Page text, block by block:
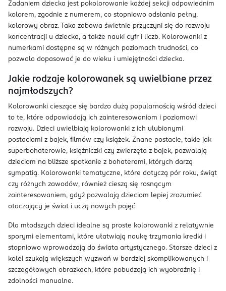
Zadaniem dziecka jest pokolorowanie każdej sekcji odpowiednim
kolorem, zgodnie z numerem, co stopniowo odsłania pełny,
kolorowy obraz. Taka zabawa świetnie przyczyni się do rozwoju
koncentracji u dziecka, a także nauki cyfr i liczb. Kolorowanki z
numerkami dostępne są w różnych poziomach trudności, co
pozwala dopasować je do wieku i umiejętności dziecka.
Jakie rodzaje kolorowanek są uwielbiane przez
najmłodszych?
Kolorowanki cieszące się bardzo dużą popularnością wśród dzieci
to te, które odpowiadają ich zainteresowaniom i poziomowi
rozwoju. Dzieci uwielbiają kolorowanki z ich ulubionymi
postaciami z bajek, filmów czy książek. Znane postacie, takie jak
superbohaterowie, księżniczki czy zwierzęta z bajek, pozwalają
dzieciom na bliższe spotkanie z bohaterami, których darzą
sympatią. Kolorowanki tematyczne, które dotyczą pór roku, świąt
czy różnych zawodów, również cieszą się rosnącym
zainteresowaniem, gdyż pozwalają dzieciom lepiej zrozumieć
otaczający je świat i uczą nowych pojęć.
Dla młodszych dzieci idealne są proste kolorowanki z relatywnie
sporymi elementami, które ułatwiają naukę trzymania kredki i
stopniowo wprowadzają do świata artystycznego. Starsze dzieci z
kolei szukają większych wyzwań w bardziej skomplikowanych i
szczegółowych obrazkach, które pobudzają ich wyobraźnię i
zdolności manualne.